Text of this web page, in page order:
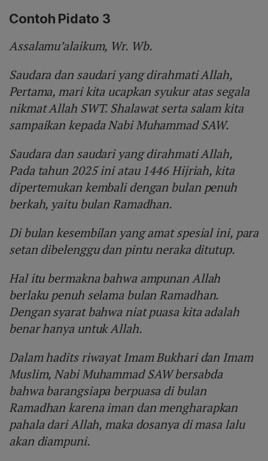
Contoh Pidato 3
Assalamu’alaikum, Wr. Wb.
Saudara dan saudari yang dirahmati Allah,
Pertama, mari kita ucapkan syukur atas segala
nikmat Allah SWT. Shalawat serta salam kita
sampaikan kepada Nabi Muhammad SAW.
Saudara dan saudari yang dirahmati Allah,
Pada tahun 2025 ini atau 1446 Hijriah, kita
dipertemukan kembali dengan bulan penuh
berkah, yaitu bulan Ramadhan.
Di bulan kesembilan yang amat spesial ini, para
setan dibelenggu dan pintu neraka ditutup.
Hal itu bermakna bahwa ampunan Allah
berlaku penuh selama bulan Ramadhan.
Dengan syarat bahwa niat puasa kita adalah
benar hanya untuk Allah.
Dalam hadits riwayat Imam Bukhari dan Imam
Muslim, Nabi Muhammad SAW bersabda
bahwa barangsiapa berpuasa di bulan
Ramadhan karena iman dan mengharapkan
pahala dari Allah, maka dosanya di masa lalu
akan diampuni.